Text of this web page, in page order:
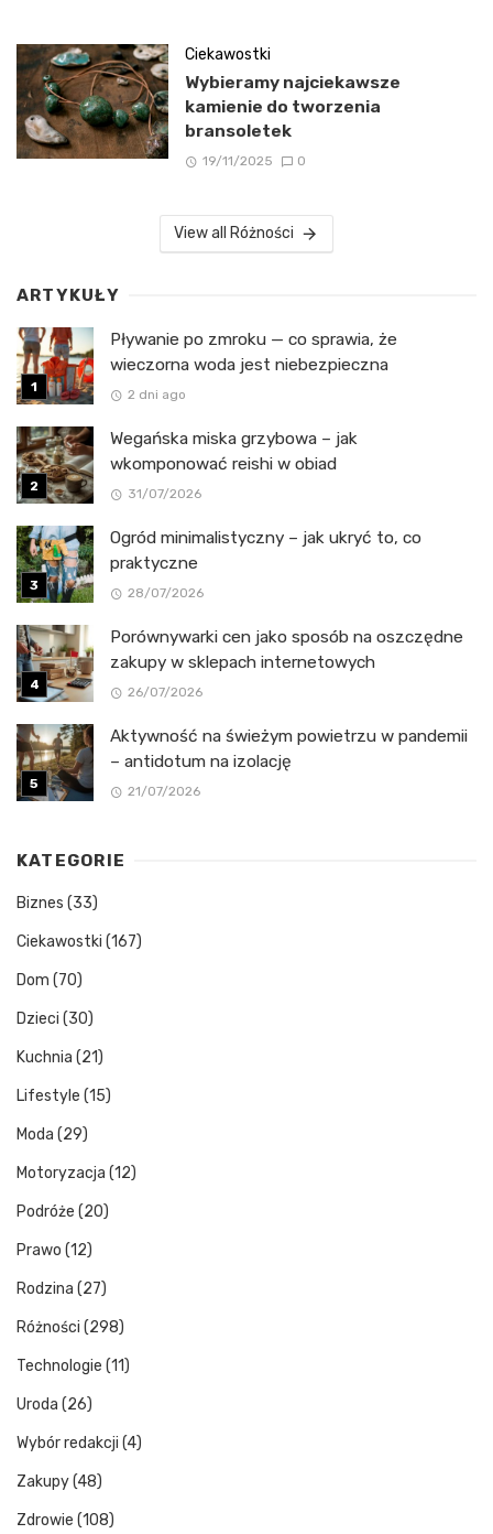
Ciekawostki
Wybieramy najciekawsze
kamienie do tworzenia
bransoletek
19/11/2025 0
View all Różności
ARTYKUŁY
Pływanie po zmroku — co sprawia, że
wieczorna woda jest niebezpieczna
2 dni ago
Wegańska miska grzybowa – jak
wkomponować reishi w obiad
31/07/2026
Ogród minimalistyczny – jak ukryć to, co
praktyczne
28/07/2026
Porównywarki cen jako sposób na oszczędne
zakupy w sklepach internetowych
26/07/2026
Aktywność na świeżym powietrzu w pandemii
– antidotum na izolację
21/07/2026
KATEGORIE
Biznes (33)
Ciekawostki (167)
Dom (70)
Dzieci (30)
Kuchnia (21)
Lifestyle (15)
Moda (29)
Motoryzacja (12)
Podróże (20)
Prawo (12)
Rodzina (27)
Różności (298)
Technologie (11)
Uroda (26)
Wybór redakcji (4)
Zakupy(48)
Zdrowie (108)